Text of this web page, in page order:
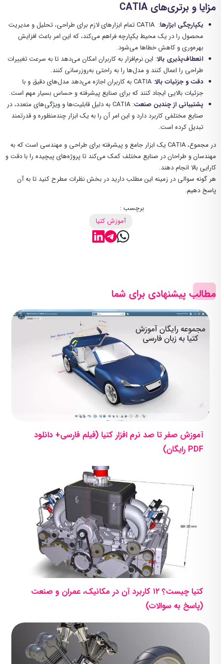
مزایا و برتری‌های
یکپارچگی ابزارها: CATIA
تمام ابزارهای لازم برای طراحی، تحلیل و مدیریت
محصول را در یک محیط یکپارچه فراهم می‌کند، که این امر باعث افزایش
بهره‌وری و کاهش خطاها می‌شود.
انعطاف‌پذیری بالا: این نرم‌افزار به کاربران امکان می‌دهد تا به سرعت تغییرات
طراحی را اعمال کنند و مدل‌ها را به راحتی به‌روزرسانی کنند.
دقت و جزئیات بالا
: CATIA به کاربران اجازه می‌دهد مدل‌های دقیق و با
جزئیات بالایی ایجاد کنند که برای صنایع پیشرفته و حساس بسیار مهم است.
پشتیبانی از چندین صنعت
: CATIA به دلیل قابلیت‌ها و ویژگی‌های متعدد، در
صنایع مختلفی کاربرد دارد و این امر آن را به یک ابزار چندمنظوره و قدرتمند
تبدیل کرده است.
در مجموع، CATIA یک ابزار جامع و پیشرفته برای طراحی و مهندسی است که به
مهندسان و طراحان در صنایع مختلف کمک می‌کند تا پروژه‌های پیچیده را با دقت و
کارایی بالا انجام دهند.
هر گونه سوالی در زمینه این مطلب دارید در بخش نظرات مطرح کنید تا به آن
پاسخ دهیم.
برچسب :
آموزش کتیا
مطالب پیشنهادی برای شما
آموزش صفر تا صد نرم افزار کتیا (فیلم فارسی+ دانلود
PDF رایگان)
کتیا چیست؟ ۱۲ کاربرد آن در مکانیک، عمران و صنعت
(پاسخ به سوالات)